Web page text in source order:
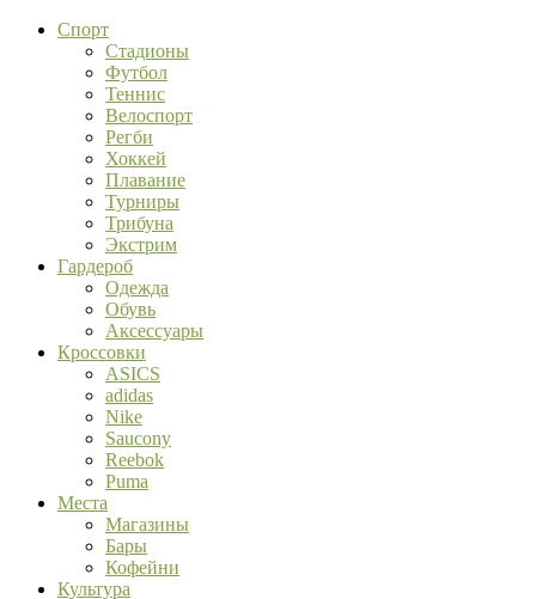
Спорт
Стадионы
Футбол
Теннис
Велоспорт
Регби
Хоккей
Плавание
Турниры
Трибуна
Экстрим
Гардероб
Одежда
Обувь
Аксессуары
Кроссовки
ASICS
adidas
Nike
Saucony
Reebok
Puma
Места
Магазины
Бары
Кофейни
Культура